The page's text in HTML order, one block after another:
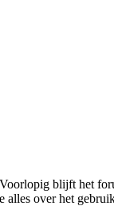
blijft het
alles over het